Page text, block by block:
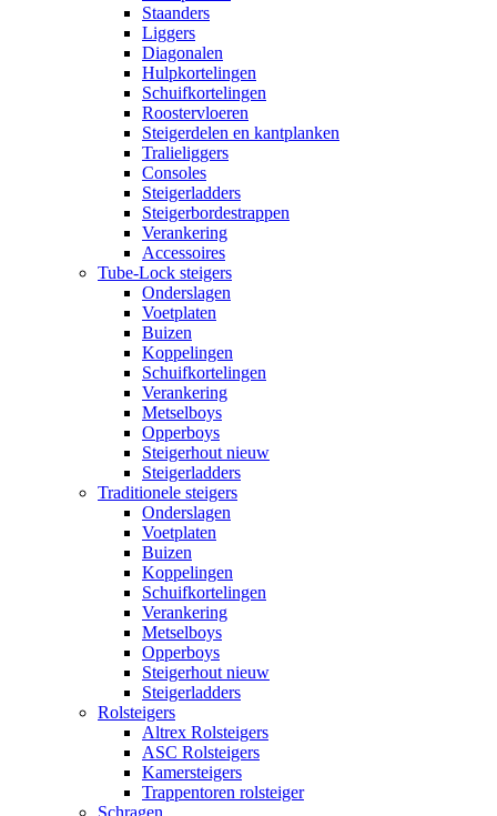
Staanders
Liggers
Diagonalen
Hulpkortelingen
Schuifkortelingen
Roostervloeren
Steigerdelen en kantplanken
Tralieliggers
Consoles
Steigerladders
Steigerbordestrappen
Verankering
Accessoires
Tube-Lock steigers
Onderslagen
Voetplaten
Buizen
Koppelingen
Schuifkortelingen
Verankering
Metselboys
Opperboys
Steigerhout nieuw
Steigerladders
Traditionele steigers
Onderslagen
Voetplaten
Buizen
Koppelingen
Schuifkortelingen
Verankering
Metselboys
Opperboys
Steigerhout nieuw
Steigerladders
Rolsteigers
Altrex Rolsteigers
ASC Rolsteigers
Kamersteigers
Trappentoren rolsteiger
Schragen